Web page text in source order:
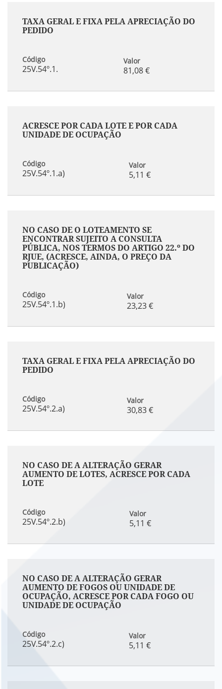
Código
25V.54º.1.
TAXA GERAL E FIXA PELA APRECIAÇÃO DO
PEDIDO
Valor
81,08 €
Código
25V.54º.1.a)
ACRESCE POR CADA LOTE E POR CADA
UNIDADE DE OCUPAÇÃO
Valor
5,11 €
Código
25V.54º.1.b)
NO CASO DE O LOTEAMENTO SE
ENCONTRAR SUJEITO A CONSULTA
PÚBLICA, NOS TERMOS DO ARTIGO 22.º DO
RJUE, (ACRESCE, AINDA, O PREÇO DA
PUBLICAÇÃO)
Valor
23,23 €
Código
25V.54º.2.a)
TAXA GERAL E FIXA PELA APRECIAÇÃO DO
PEDIDO
Valor
30,83 €
Código
25V.54º.2.b)
NO CASO DE A ALTERAÇÃO GERAR
AUMENTO DE LOTES, ACRESCE POR CADA
LOTE
Valor
5,11 €
Código
25V.54º.2.c)
NO CASO DE A ALTERAÇÃO GERAR
AUMENTO DE FOGOS OU UNIDADE DE
OCUPAÇÃO, ACRESCE POR CADA FOGO OU
UNIDADE DE OCUPAÇÃO
Valor
5,11 €